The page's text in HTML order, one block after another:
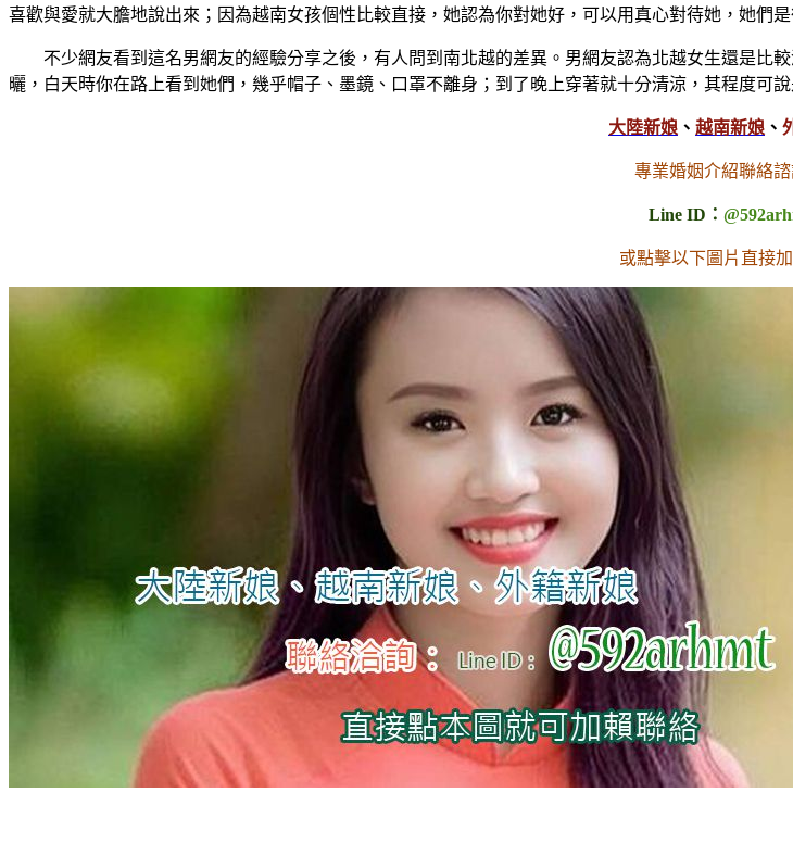
喜歡與愛就大膽地說出來；因為越南女孩個性比較直接，她認為你對她好，可以用真心對待她，她們
不少網友看到這名男網友的經驗分享之後，有人問到南北越的差異。男網友認為北越女生還是
曬，白天時你在路上看到她們，幾乎帽子、墨鏡、口罩不離身；到了晚上穿著就十分清涼，其程度可說
大陸新娘 、 越南新娘 、
專業婚姻介紹聯絡諮
Line ID：
或點擊以下圖片直接加